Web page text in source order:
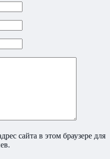
сайта в этом браузере для